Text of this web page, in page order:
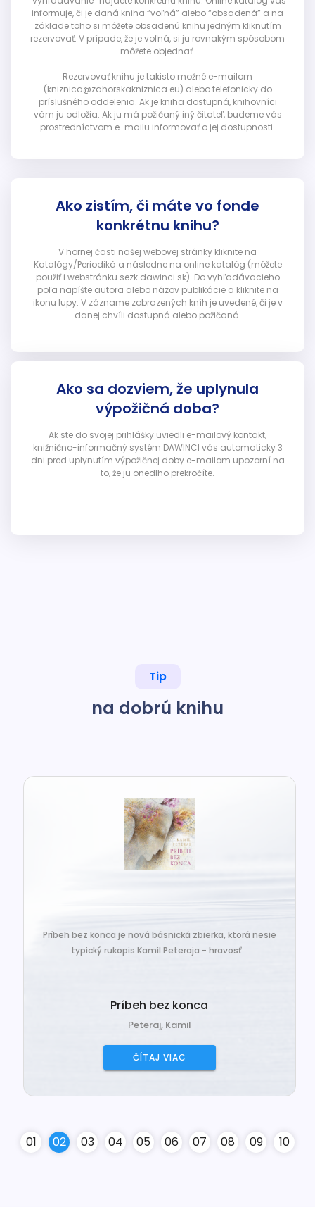
informuje, či je daná kniha “voľná” alebo “obsadená” a na
základe toho si môžete obsadenú knihu jedným kliknutím
rezervovať. V prípade, že je voľná, si ju rovnakým spôsobom
môžete objednať.
Rezervovať knihu je takisto možné e-mailom
(kniznica@zahorskakniznica.eu) alebo telefonicky do
príslušného oddelenia. Ak je kniha dostupná, knihovníci
vám ju odložia. Ak ju má požičaný iný čitateľ, budeme vás
prostredníctvom e-mailu informovať o jej dostupnosti.
Ako zistím, či máte vo fonde
konkrétnu knihu?
V hornej časti našej webovej stránky kliknite na
Katalógy/Periodiká a následne na online katalóg (môžete
použiť i webstránku sezk.dawinci.sk). Do vyhľadávacieho
poľa napíšte autora alebo názov publikácie a kliknite na
ikonu lupy. V zázname zobrazených kníh je uvedené, či je v
danej chvíli dostupná alebo požičaná.
Ako sa dozviem, že uplynula
výpožičná doba?
Ak ste do svojej prihlášky uviedli e-mailový kontakt,
knižnično-informačný systém DAWINCI vás automaticky 3
dni pred uplynutím výpožičnej doby e-mailom upozorní na
to, že ju onedlho prekročíte.
Tip
na dobrú knihu
Príbeh bez konca je nová básnická zbierka, ktorá nesie
typický rukopis Kamil Peteraja - hravosť...
Príbeh bez konca
Peteraj, Kamil
ČÍTAJ VIAC
01 02 03 04 05 06 07 08 09 10